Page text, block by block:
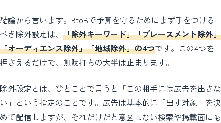
結論から言います。BtoBで予算を守るためにまず手をつける
べき除外設定は、 「除外キーワード」「プレースメント除外」
「オーディエンス除外」「地域除外」の4つです。この4つを
押さえるだけで、無駄打ちの大半は止まります。
除外設定とは、ひとことで言うと「この相手には広告を出さな
い」という指定のことです。広告は基本的に「出す対象」を決
めて配信しますが、それだけだと意図しない検索や掲載面にも